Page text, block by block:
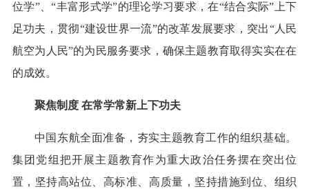
位学”、“丰富形式学”的理论学习要求，在“结合实际”上下
足功夫，贯彻“建设世界一流”的改革发展要求，突出“人民
航空为人民”的为民服务要求，确保主题教育取得实实在在
的成效。
聚焦制度 在常学常新上下功夫
中国东航全面准备，夯实主题教育工作的组织基础。
集团党组把开展主题教育作为重大政治任务摆在突出位
置，坚持高站位、高标准、高质量，坚持措施到位、组织